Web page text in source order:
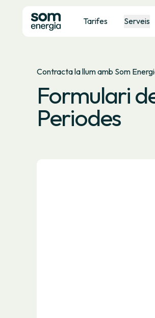
Tarifes Serveis
Contracta la llum amb Som
Formulari
Periodes